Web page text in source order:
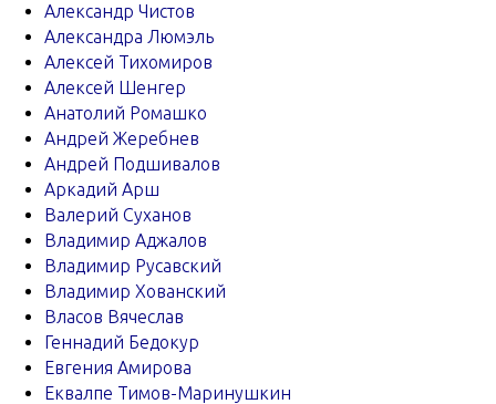
Александр Чистов
Александра Люмэль
Алексей Тихомиров
Алексей Шенгер
Анатолий Ромашко
Андрей Жеребнев
Андрей Подшивалов
Аркадий Арш
Валерий Суханов
Владимир Аджалов
Владимир Русавский
Владимир Хованский
Власов Вячеслав
Геннадий Бедокур
Евгения Амирова
Еквалпе Тимов-Маринушкин